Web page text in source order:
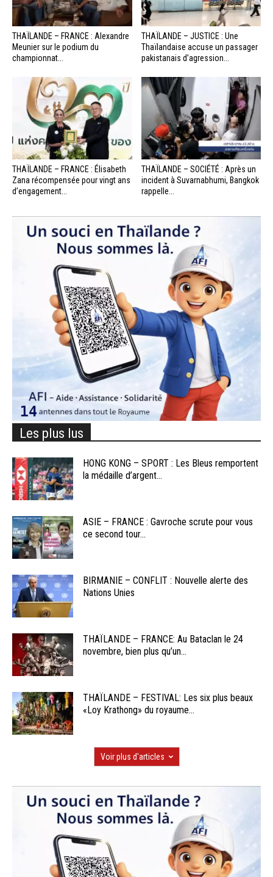
THAÏLANDE – FRANCE : Alexandre
Meunier sur le podium du
championnat...
THAÏLANDE – JUSTICE : Une
Thaïlandaise accuse un passager
pakistanais d’agression...
THAÏLANDE – FRANCE : Élisabeth
Zana récompensée pour vingt ans
d’engagement...
THAÏLANDE – SOCIÉTÉ : Après un
incident à Suvarnabhumi, Bangkok
rappelle...
Les plus lus
HONG KONG – SPORT : Les Bleus remportent
la médaille d’argent...
ASIE – FRANCE : Gavroche scrute pour vous
ce second tour...
BIRMANIE – CONFLIT : Nouvelle alerte des
Nations Unies
THAÏLANDE – FRANCE: Au Bataclan le 24
novembre, bien plus qu’un...
THAÏLANDE – FESTIVAL: Les six plus beaux
«Loy Krathong» du royaume...
Voir plus d'articles